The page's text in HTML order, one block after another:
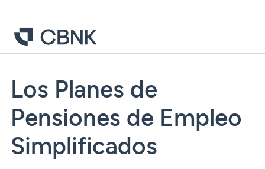
Los Planes de
Pensiones de Empleo
Simplificados